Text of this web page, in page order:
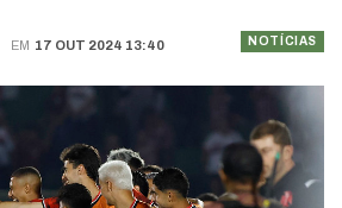
NOTÍCIAS
EM 17 OUT 2024 13:40